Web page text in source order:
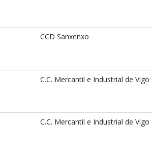
CCD Sanxenxo
C.C. Mercantil e Industrial de Vigo
C.C. Mercantil e Industrial de Vigo